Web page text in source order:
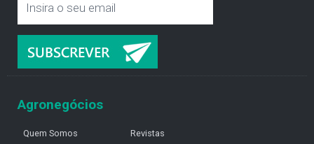
Agronegócios
Quem Somos
Revistas